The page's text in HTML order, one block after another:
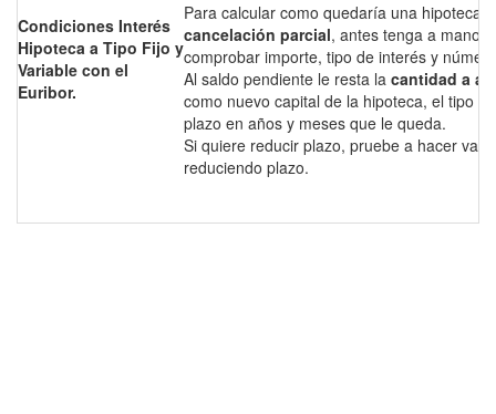
Condiciones Interés
Hipoteca a Tipo Fijo y
Variable con el
Euribor.
Para calcular como quedaría una hipoteca
cancelación parcial, antes tenga a mano
comprobar importe, tipo de interés y
Al saldo pendiente le resta la cantidad a
como nuevo capital de la hipoteca, el tipo
plazo en años y meses que le queda.
Si quiere reducir plazo, pruebe a hacer
reduciendo plazo.